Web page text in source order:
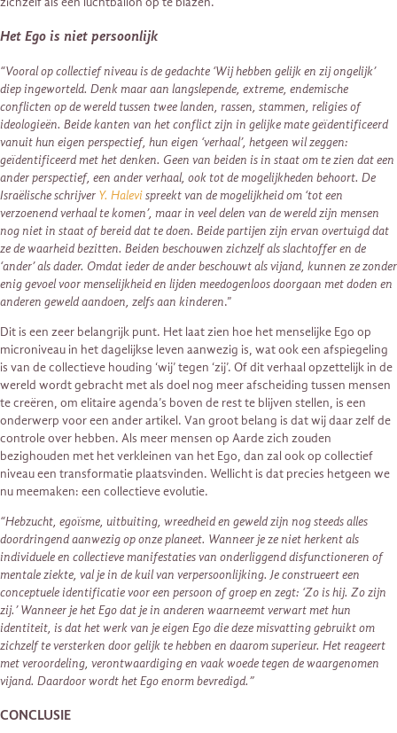
Het Ego is niet persoonlijk
“Vooral op collectief niveau is de gedachte ‘Wij hebben gelijk en zij ongelijk’
diep ingeworteld. Denk maar aan langslepende, extreme, endemische
conflicten op de wereld tussen twee landen, rassen, stammen, religies of
ideologieën. Beide kanten van het conflict zijn in gelijke mate geïdentificeerd
vanuit hun eigen perspectief, hun eigen ‘verhaal’, hetgeen wil zeggen:
geïdentificeerd met het denken. Geen van beiden is in staat om te zien dat een
ander perspectief, een ander verhaal, ook tot de mogelijkheden behoort. De
Israëlische schrijver Y. Halevispreekt van de mogelijkheid om ‘tot een
verzoenend verhaal te komen’, maar in veel delen van de wereld zijn mensen
nog niet in staat of bereid dat te doen. Beide partijen zijn ervan overtuigd dat
ze de waarheid bezitten. Beiden beschouwen zichzelf als slachtoffer en de
‘ander’ als dader. Omdat ieder de ander beschouwt als vijand, kunnen ze zonder
enig gevoel voor menselijkheid en lijden meedogenloos doorgaan met doden en
anderen geweld aandoen, zelfs aan kinderen.”
Dit is een zeer belangrijk punt. Het laat zien hoe het menselijke Ego op
microniveau in het dagelijkse leven aanwezig is, wat ook een afspiegeling
is van de collectieve houding ‘wij’ tegen ‘zij’. Of dit verhaal opzettelijk in de
wereld wordt gebracht met als doel nog meer afscheiding tussen mensen
te creëren, om elitaire agenda’s boven de rest te blijven stellen, is een
onderwerp voor een ander artikel. Van groot belang is dat wij daar zelf de
controle over hebben. Als meer mensen op Aarde zich zouden
bezighouden met het verkleinen van het Ego, dan zal ook op collectief
niveau een transformatie plaatsvinden. Wellicht is dat precies hetgeen we
nu meemaken: een collectieve evolutie.
“Hebzucht, egoïsme, uitbuiting, wreedheid en geweld zijn nog steeds alles
doordringend aanwezig op onze planeet. Wanneer je ze niet herkent als
individuele en collectieve manifestaties van onderliggend disfunctioneren of
mentale ziekte, val je in de kuil van verpersoonlijking. Je construeert een
conceptuele identificatie voor een persoon of groep en zegt: ‘Zo is hij. Zo zijn
zij.’ Wanneer je het Ego dat je in anderen waarneemt verwart met hun
identiteit, is dat het werk van je eigen Ego die deze misvatting gebruikt om
zichzelf te versterken door gelijk te hebben en daarom superieur. Het reageert
met veroordeling, verontwaardiging en vaak woede tegen de waargenomen
vijand. Daardoor wordt het Ego enorm bevredigd.”
CONCLUSIE